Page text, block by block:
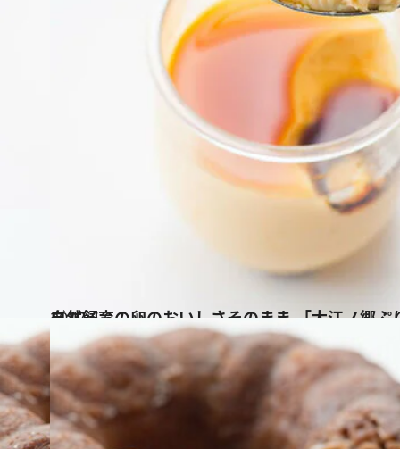
2017.6.6
自然飼育の卵のおいしさそのまま 「大江ノ郷ぷ
グルメ